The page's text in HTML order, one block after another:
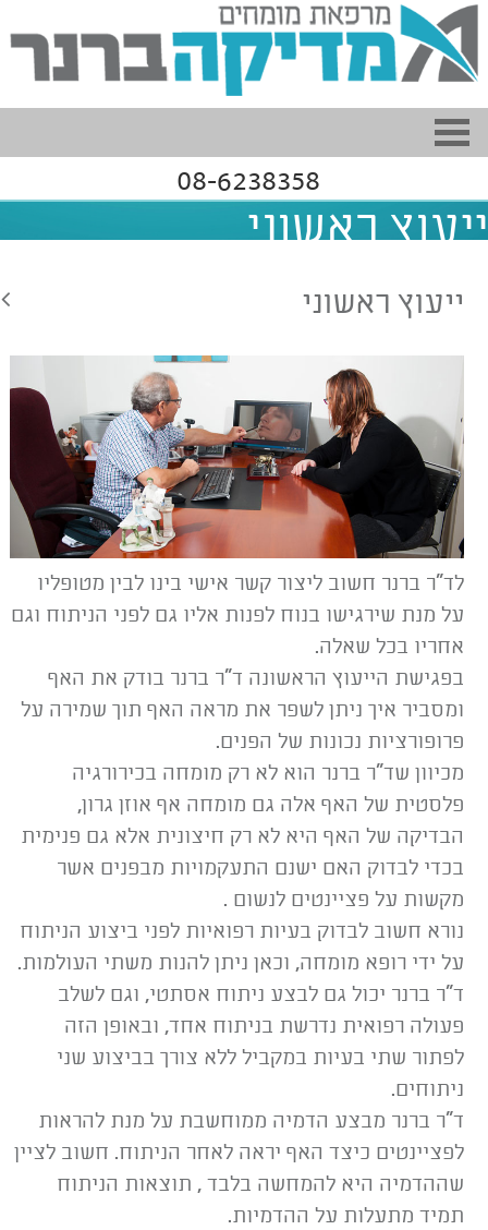
08-6238358
ייעוץ ראשוני
ייעוץ ראשוני
לד"ר ברנר חשוב ליצור קשר אישי בינו לבין מטופליו
על מנת שירגישו בנוח לפנות אליו גם לפני הניתוח וגם
אחריו בכל שאלה.
בפגישת הייעוץ הראשונה ד"ר ברנר בודק את האף
ומסביר איך ניתן לשפר את מראה האף תוך שמירה על
פרופורציות נכונות של הפנים.
מכיוון שד"ר ברנר הוא לא רק מומחה בכירורגיה
פלסטית של האף אלה גם מומחה אף אוזן גרון,
הבדיקה של האף היא לא רק חיצונית אלא גם פנימית
בכדי לבדוק האם ישנם התעקמויות מבפנים אשר
מקשות על פציינטים לנשום .
נורא חשוב לבדוק בעיות רפואיות לפני ביצוע הניתוח
על ידי רופא מומחה, וכאן ניתן להנות משתי העולמות.
ד"ר ברנר יכול גם לבצע ניתוח אסתטי, וגם לשלב
פעולה רפואית נדרשת בניתוח אחד, ובאופן הזה
לפתור שתי בעיות במקביל ללא צורך בביצוע שני
ניתוחים.
ד"ר ברנר מבצע הדמיה ממוחשבת על מנת להראות
לפציינטים כיצד האף יראה לאחר הניתוח. חשוב לציין
שההדמיה היא להמחשה בלבד , תוצאות הניתוח
תמיד מתעלות על ההדמיות.